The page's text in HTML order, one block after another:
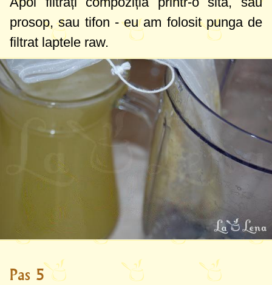
prosop, sau tifon - eu am folosit punga de
filtrat laptele raw.
Pas 5